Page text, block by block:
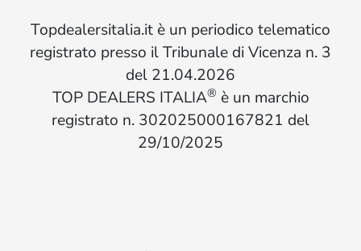
Topdealersitalia.it è un periodico telematico
registrato presso il Tribunale di Vicenza n. 3
del 21.04.2026
TOP DEALERS ITALIA® è un marchio
registrato n. 302025000167821 del
29/10/2025